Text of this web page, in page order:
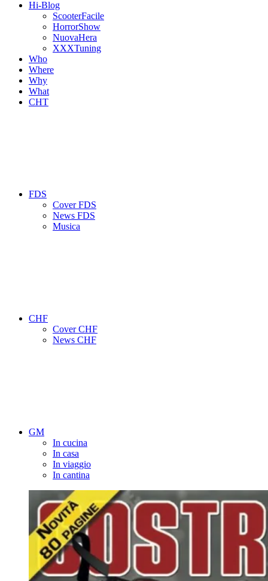
Hi-Blog
ScooterFacile
HorrorShow
NuovaHera
XXXTuning
Who
Where
Why
What
CHT
FDS
Cover FDS
News FDS
Musica
CHF
Cover CHF
News CHF
GM
In cucina
In casa
In viaggio
In cantina